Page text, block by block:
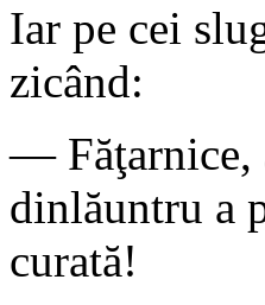
Iar pe cei
zicând:
— Făţarnice,
dinlăuntru a
curată!